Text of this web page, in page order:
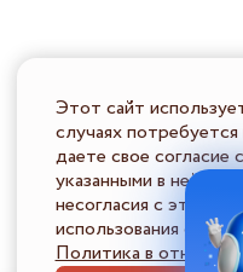
Этот сайт
случаях
даете свое
указанными в ней
несогласия с этими
использования сайта.
Политика в